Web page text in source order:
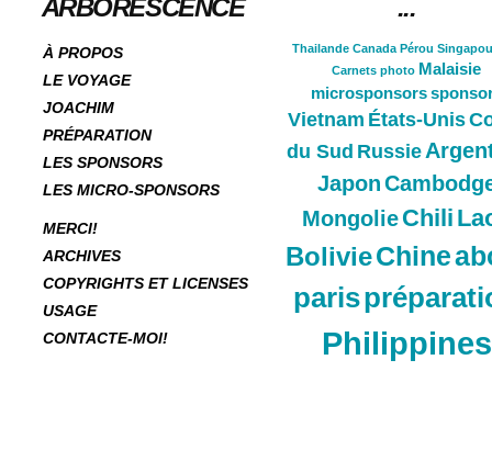
ARBORESCENCE
À PROPOS
LE VOYAGE
JOACHIM
PRÉPARATION
LES SPONSORS
LES MICRO-SPONSORS
MERCI!
ARCHIVES
COPYRIGHTS ET LICENSES
USAGE
CONTACTE-MOI!
...
Thailande Canada Pérou
Carnets photo Malaisie
microsponsors
Vietnam États-Unis
du Sud Russie
Japon
Mongolie Chili
BolivieChine
paris
Philippines